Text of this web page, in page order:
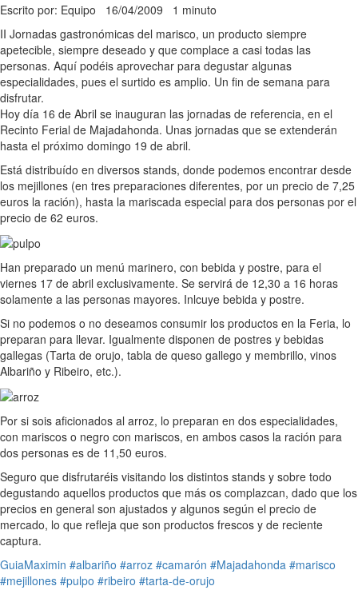
Escrito por: Equipo 16/04/2009 1 minuto
II Jornadas gastronómicas del marisco, un producto siempre
apetecible, siempre deseado y que complace a casi todas las
personas. Aquí podéis aprovechar para degustar algunas
especialidades, pues el surtido es amplio. Un fin de semana para
disfrutar.
Hoy día 16 de Abril se inauguran las jornadas de referencia, en el
Recinto Ferial de Majadahonda. Unas jornadas que se extenderán
hasta el próximo domingo 19 de abril.
Está distribuído en diversos stands, donde podemos encontrar desde
los mejillones (en tres preparaciones diferentes, por un precio de 7,25
euros la ración), hasta la mariscada especial para dos personas por el
precio de 62 euros.
Han preparado un menú marinero, con bebida y postre, para el
viernes 17 de abril exclusivamente. Se servirá de 12,30 a 16 horas
solamente a las personas mayores. Inlcuye bebida y postre.
Si no podemos o no deseamos consumir los productos en la Feria, lo
preparan para llevar. Igualmente disponen de postres y bebidas
gallegas (Tarta de orujo, tabla de queso gallego y membrillo, vinos
Albariño y Ribeiro, etc.).
Por si sois aficionados al arroz, lo preparan en dos especialidades,
con mariscos o negro con mariscos, en ambos casos la ración para
dos personas es de 11,50 euros.
Seguro que disfrutaréis visitando los distintos stands y sobre todo
degustando aquellos productos que más os complazcan, dado que los
precios en general son ajustados y algunos según el precio de
mercado, lo que refleja que son productos frescos y de reciente
captura.
GuiaMaximin #albariño #arroz #camarón #Majadahonda #marisco
#mejillones #pulpo #ribeiro #tarta-de-orujo